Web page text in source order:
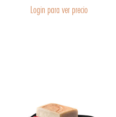
Login para ver precio